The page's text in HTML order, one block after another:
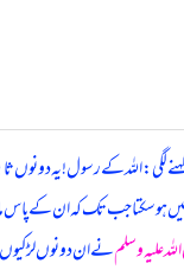
اللہ کے رسول! یہ دونوں
ہو سکتا جب تک کہ ان کے پاس
علیہ وسلمنے ان دونوں